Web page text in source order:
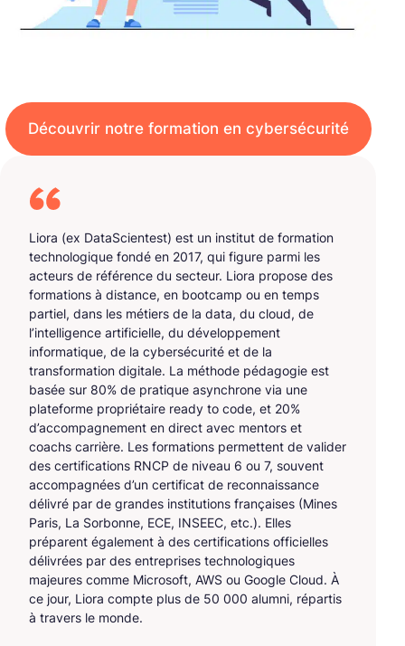
Découvrir notre formation en cybersécurité
Liora (ex DataScientest) est un institut de formation
technologique fondé en 2017, qui figure parmi les
acteurs de référence du secteur. Liora propose des
formations à distance, en bootcamp ou en temps
partiel, dans les métiers de la data, du cloud, de
l’intelligence artificielle, du développement
informatique, de la cybersécurité et de la
transformation digitale. La méthode pédagogie est
basée sur 80% de pratique asynchrone via une
plateforme propriétaire ready to code, et 20%
d’accompagnement en direct avec mentors et
coachs carrière. Les formations permettent de valider
des certifications RNCP de niveau 6 ou 7, souvent
accompagnées d’un certificat de reconnaissance
délivré par de grandes institutions françaises (Mines
Paris, La Sorbonne, ECE, INSEEC, etc.). Elles
préparent également à des certifications officielles
délivrées par des entreprises technologiques
majeures comme Microsoft, AWS ou Google Cloud. À
ce jour, Liora compte plus de 50 000 alumni, répartis
à travers le monde.